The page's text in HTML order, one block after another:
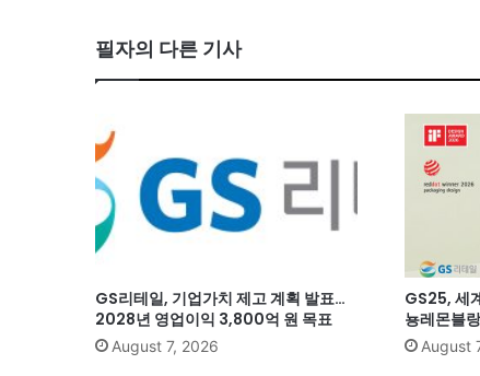
필자의 다른 기사
GS리테일, 기업가치 제고 계획 발표…
2028년 영업이익 3,800억 원 목표
August 7, 2026
GS25, 세
뇽레몬블
August